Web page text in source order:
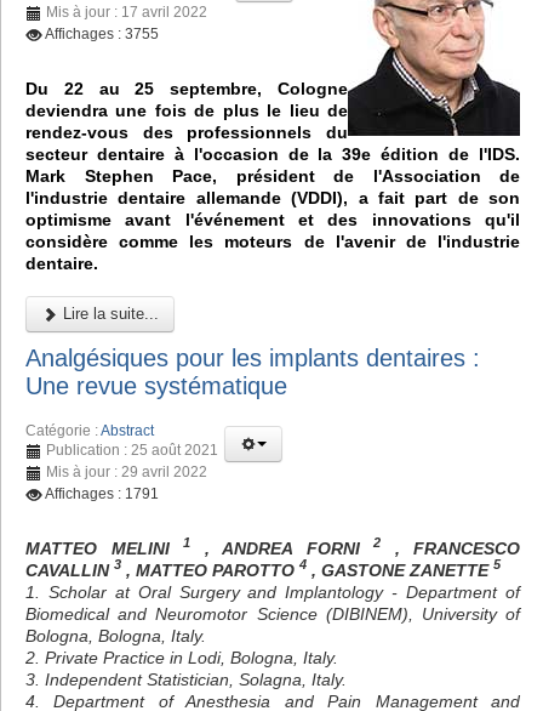
Mis à jour : 17 avril 2022
Affichages : 3755
Du 22 au 25 septembre, Cologne
deviendra une fois de plus le lieu de
rendez-vous des professionnels du
secteur dentaire à l'occasion de la 39e édition de l'IDS.
Mark Stephen Pace, président de l'Association de
l'industrie dentaire allemande (VDDI), a fait part de son
optimisme avant l'événement et des innovations qu'il
considère comme les moteurs de l'avenir de l'industrie
dentaire.
Lire la suite...
Analgésiques pour les implants dentaires :
Une revue systématique
Catégorie :Abstract
Publication : 25 août 2021
Mis à jour : 29 avril 2022
Affichages : 1791
MATTEO MELINI 1 , ANDREA FORNI 2
, FRANCESCO
CAVALLIN 3 , MATTEO PAROTTO 4 , GASTONE ZANETTE 5
1. Scholar at Oral Surgery and Implantology - Department of
Biomedical and Neuromotor Science (DIBINEM), University of
Bologna, Bologna, Italy.
2. Private Practice in Lodi, Bologna, Italy.
3. Independent Statistician, Solagna, Italy.
4. Department of Anesthesia and Pain Management and